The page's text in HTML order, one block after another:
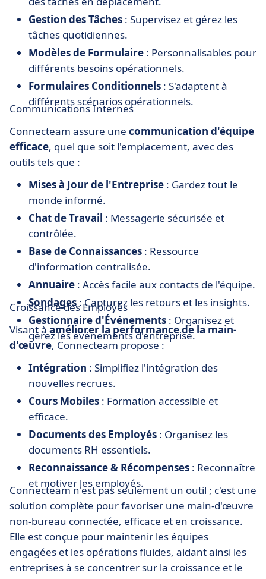
Gestion des Tâches : Supervisez et gérez les
tâches quotidiennes.
Modèles de Formulaire : Personnalisables pour
différents besoins opérationnels.
Formulaires Conditionnels : S'adaptent à
différents scénarios opérationnels​​.
Communications Internes
Connecteam assure une communication d'équipe
efficace, quel que soit l'emplacement, avec des
outils tels que :
Mises à Jour de l'Entreprise : Gardez tout le
monde informé.
Chat de Travail : Messagerie sécurisée et
contrôlée.
Base de Connaissances : Ressource
d'information centralisée.
Annuaire : Accès facile aux contacts de l'équipe.
Sondages: Capturez les retours et les insights.
Gestionnaire d'Événements : Organisez et
gérez les événements d'entreprise​​.
Croissance des Employés
Visant à améliorer la performance de la main-
d'œuvre, Connecteam propose :
Intégration : Simplifiez l'intégration des
nouvelles recrues.
Cours Mobiles : Formation accessible et
efficace.
Documents des Employés : Organisez les
documents RH essentiels.
Reconnaissance & Récompenses : Reconnaître
et motiver les employés​​.
Connecteam n'est pas seulement un outil ; c'est une
solution complète pour favoriser une main-d'œuvre
non-bureau connectée, efficace et en croissance.
Elle est conçue pour maintenir les équipes
engagées et les opérations fluides, aidant ainsi les
entreprises à se concentrer sur la croissance et le